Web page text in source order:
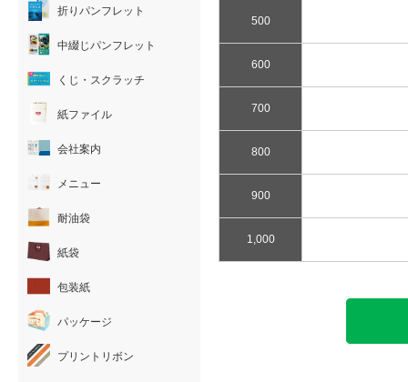
500
600
700
800
900
1,000
折りパンフレット
中綴じパンフレット
くじ・スクラッチ
紙ファイル
会社案内
メニュー
耐油袋
紙袋
包装紙
パッケージ
プリントリボン